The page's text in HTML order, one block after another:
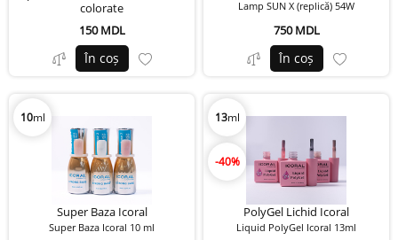
colorate
150 MDL
În coș
Lamp SUN X (replică) 54W
750 MDL
În coș
10ml
Super Baza Icoral
Super Baza Icoral 10 ml
13ml
-40%
PolyGel Lichid Icoral
Liquid PolyGel Icoral 13ml